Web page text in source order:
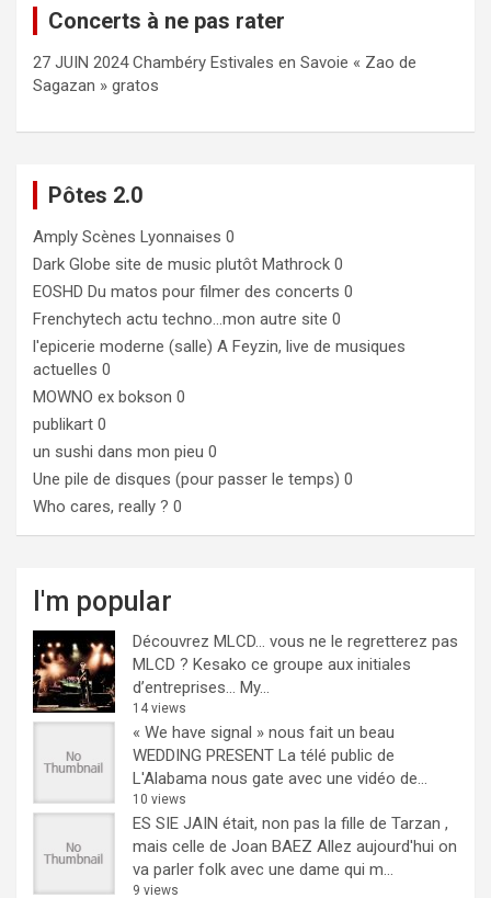
Concerts à ne pas rater
27 JUIN 2024 Chambéry Estivales en Savoie « Zao de
Sagazan » gratos
Pôtes 2.0
Amply Scènes Lyonnaises 0
Dark Globe site de music plutôt Mathrock 0
EOSHD Du matos pour filmer des concerts 0
Frenchytech actu techno…mon autre site 0
l'epicerie moderne (salle) A Feyzin, live de musiques
actuelles 0
MOWNO ex bokson 0
publikart 0
un sushi dans mon pieu 0
Une pile de disques (pour passer le temps) 0
Who cares, really ? 0
I'm popular
Découvrez MLCD… vous ne le regretterez pas
MLCD ? Kesako ce groupe aux initiales
d’entreprises… My...
14 views
« We have signal » nous fait un beau
WEDDING PRESENT La télé public de
L'Alabama nous gate avec une vidéo de...
10 views
ES SIE JAIN était, non pas la fille de Tarzan ,
mais celle de Joan BAEZ Allez aujourd'hui on
va parler folk avec une dame qui m...
9 views